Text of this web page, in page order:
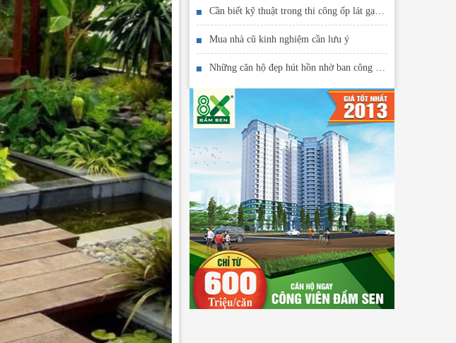
Cần biết kỹ thuật trong thi công ốp lát gạch men
Mua nhà cũ kinh nghiệm cần lưu ý
Những căn hộ đẹp hút hồn nhờ ban công hoa và cây xanh